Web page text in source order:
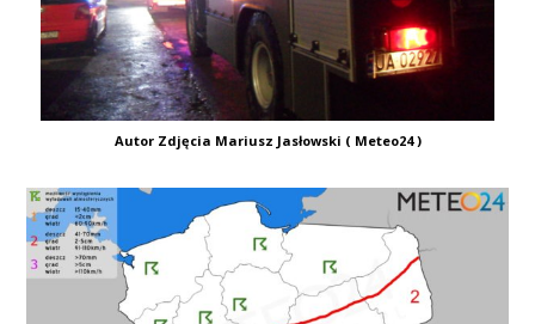
Autor Zdjęcia Mariusz Jasłowski ( Meteo24 )